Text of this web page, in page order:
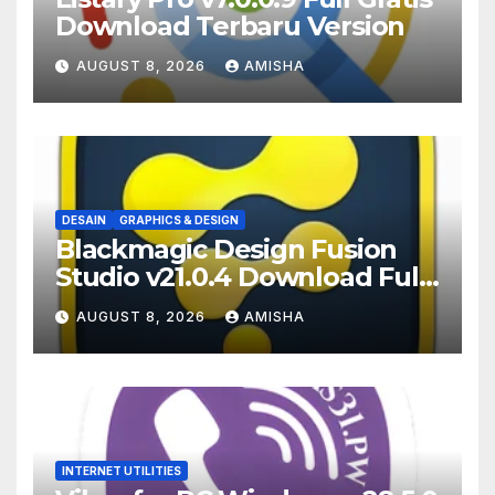
Download Terbaru Version
AUGUST 8, 2026 AMISHA
DESAIN GRAPHICS & DESIGN
Blackmagic Design Fusion
Studio v21.0.4 Download Full
Terbaru Version
AUGUST 8, 2026 AMISHA
INTERNET UTILITIES